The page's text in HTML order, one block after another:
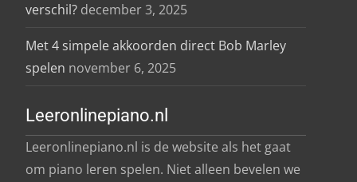
verschil? december 3, 2025
Met 4 simpele akkoorden direct Bob Marley
spelen november 6, 2025
Leeronlinepiano.nl
Leeronlinepiano.nl is de website als het gaat
om piano leren spelen. Niet alleen bevelen we